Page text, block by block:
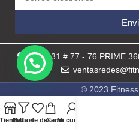
Calle 31 # 77 - 76 PRIME
© 2023 Fitness
Filtros
Lista de deseos
CarroMi cuenta